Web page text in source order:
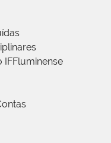
IFFluminense